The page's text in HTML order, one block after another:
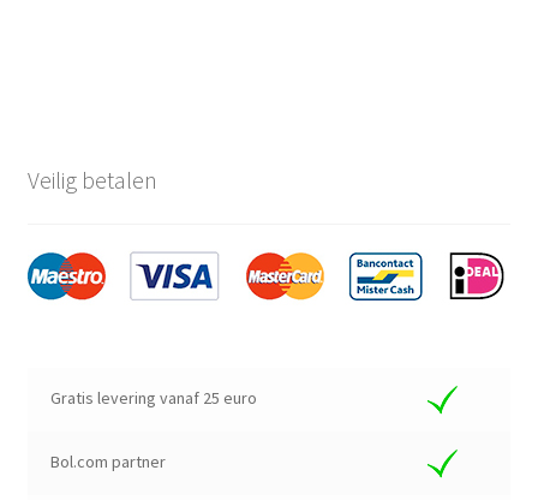
Veilig betalen
Gratis levering vanaf 25 euro
Bol.com partner